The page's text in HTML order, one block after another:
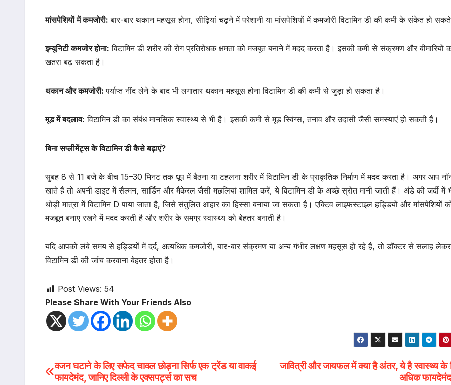
मांसपेशियों में कमजोरी: बार-बार थकान महसूस होना, सीढ़ियां चढ़ने में परेशानी या मांसपेशियों में कमजोरी विटामिन डी की कमी के संकेत हो
इम्यूनिटी कमजोर होना: विटामिन डी शरीर की रोग प्रतिरोधक क्षमता को मजबूत बनाने में मदद करता है। इसकी कमी से संक्रमण और बीमारियों
खतरा बढ़ सकता है।
थकान और कमजोरी:पर्याप्त नींद लेने के बाद भी लगातार थकान महसूस होना विटामिन डी की कमी से जुड़ा हो सकता है।
मूड में बदलाव: विटामिन डी का संबंध मानसिक स्वास्थ्य से भी है। इसकी कमी से मूड स्विंग्स, तनाव और उदासी जैसी समस्याएं हो सकती हैं।
बिना सप्लीमेंट्स के विटामिन डी कैसे बढ़ाएं?
सुबह 8 से 11 बजे के बीच 15–30 मिनट तक धूप में बैठना या टहलना शरीर में विटामिन डी के प्राकृतिक निर्माण में मदद करता है। अगर आप
खाते हैं तो अपनी डाइट में सैल्मन, सार्डिन और मैकेरल जैसी मछलियां शामिल करें, ये विटामिन डी के अच्छे स्रोत मानी जाती हैं। अंडे की जर्दी में
थोड़ी मात्रा में विटामिन D पाया जाता है, जिसे संतुलित आहार का हिस्सा बनाया जा सकता है। एक्टिव लाइफस्टाइल हड्डियों और मांसपेशियों
मजबूत बनाए रखने में मदद करती है और शरीर के समग्र स्वास्थ्य को बेहतर बनाती है।
यदि आपको लंबे समय से हड्डियों में दर्द, अत्यधिक कमजोरी, बार-बार संक्रमण या अन्य गंभीर लक्षण महसूस हो रहे हैं, तो डॉक्टर से सलाह लेकर
विटामिन डी की जांच करवाना बेहतर होता है।
Post Views: 54
Please Share With Your Friends Also
Post
जावित्री और जायफल में क्या है अंतर, ये है स्वास्थ्य के
अधिक
वजन घटाने के लिए सफेद चावल छोड़ना सिर्फ एक ट्रेंड या वाकई
फायदेमंद, जानिए दिल्ली के एक्सपर्ट्स का सच